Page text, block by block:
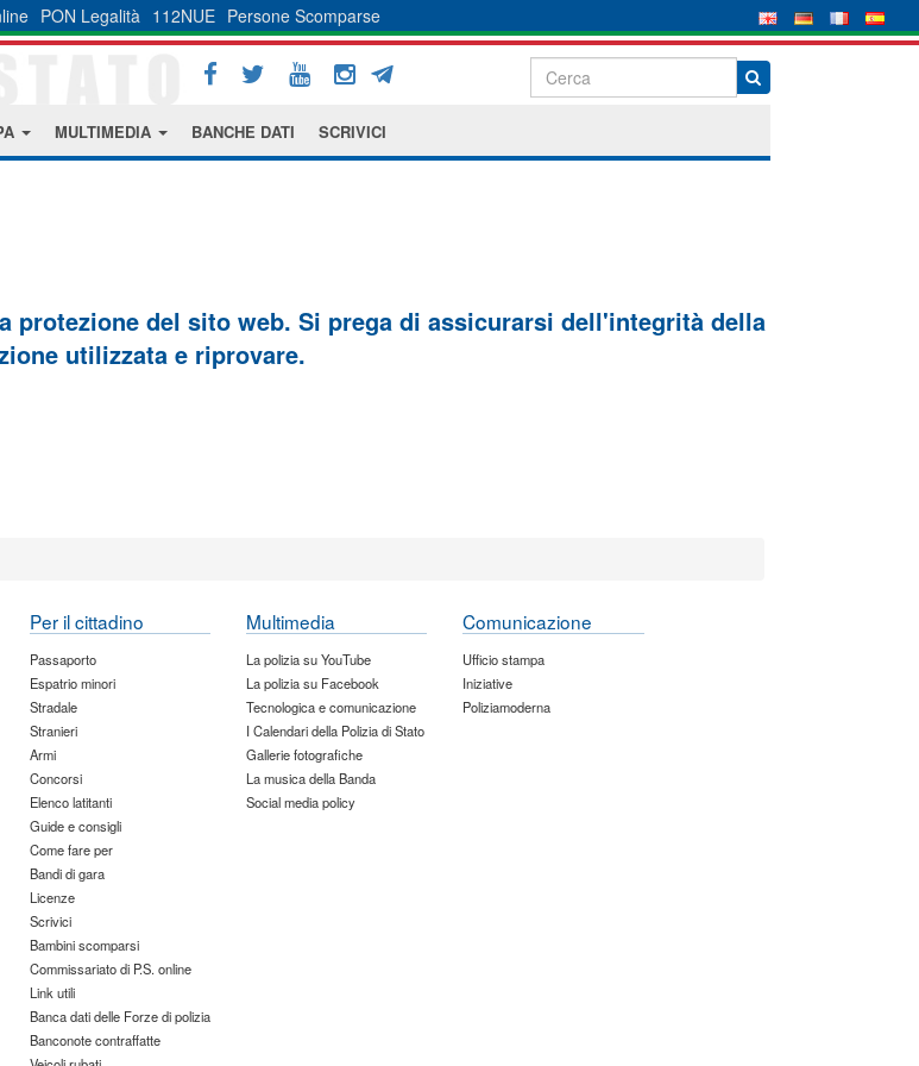
PON Legalità 112NUE Persone Scomparse
MULTIMEDIA BANCHE DATI SCRIVICI
protezione del sito web. Si prega di assicurarsi dell'integrità della
utilizzata e riprovare.
Per il cittadino
Passaporto
Espatrio minori
Stradale
Stranieri
Armi
Concorsi
Elenco latitanti
Guide e consigli
Come fare per
Bandi di gara
Licenze
Scrivici
Bambini scomparsi
Commissariato di P.S. online
Link utili
Banca dati delle Forze di polizia
Banconote contraffatte
Multimedia
La polizia su YouTube
La polizia su Facebook
Tecnologica e comunicazione
I Calendari della Polizia di Stato
Gallerie fotografiche
La musica della Banda
Social media policy
Comunicazione
Ufficio stampa
Iniziative
Poliziamoderna